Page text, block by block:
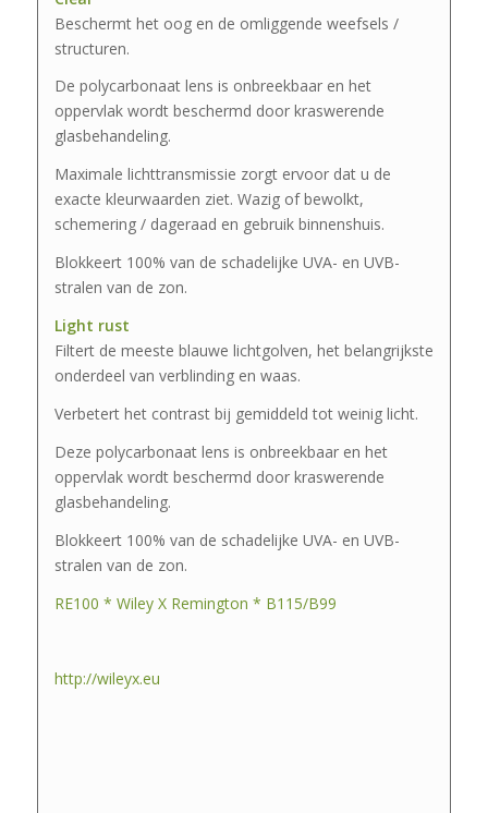
Beschermt het oog en de omliggende weefsels /
structuren.
De polycarbonaat lens is onbreekbaar en het
oppervlak wordt beschermd door kraswerende
glasbehandeling.
Maximale lichttransmissie zorgt ervoor dat u de
exacte kleurwaarden ziet. Wazig of bewolkt,
schemering / dageraad en gebruik binnenshuis.
Blokkeert 100% van de schadelijke UVA- en UVB-
stralen van de zon.
Light rust
Filtert de meeste blauwe lichtgolven, het belangrijkste
onderdeel van verblinding en waas.
Verbetert het contrast bij gemiddeld tot weinig licht.
Deze polycarbonaat lens is onbreekbaar en het
oppervlak wordt beschermd door kraswerende
glasbehandeling.
Blokkeert 100% van de schadelijke UVA- en UVB-
stralen van de zon.
RE100 * Wiley X Remington * B115/B99
http://wileyx.eu